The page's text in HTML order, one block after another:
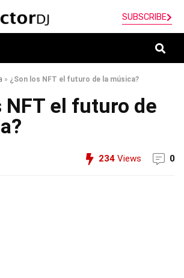
SUBSCRIBE
» ¿Son los NFT el futuro de la música?
NFT el futuro de
234 Views 0